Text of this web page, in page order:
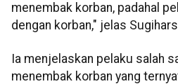
menembak korban, padahal
dengan korban," jelas
Ia menjelaskan pelaku salah
menembak korban yang